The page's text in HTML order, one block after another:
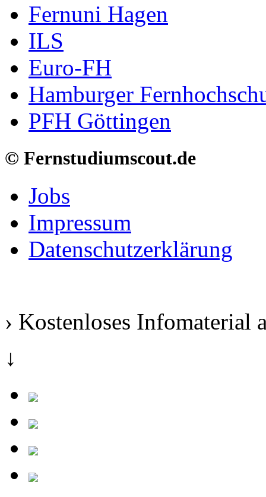
Fernuni Hagen
ILS
Euro-FH
Hamburger
PFH Göttingen
© Fernstudiumscout.de
Jobs
Impressum
Datenschutzerklärung
› Kostenloses Infomaterial
↓